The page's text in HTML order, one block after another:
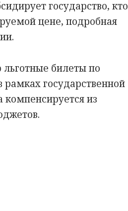
государство, кто
цене, подробная
билеты по
государственной
из
на 2024 год